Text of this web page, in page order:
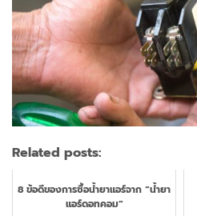
Related posts:
8 ข้อดีของการซื้อน้ำยาแอร์จาก “น้ำยา
แอร์ดอทคอม”